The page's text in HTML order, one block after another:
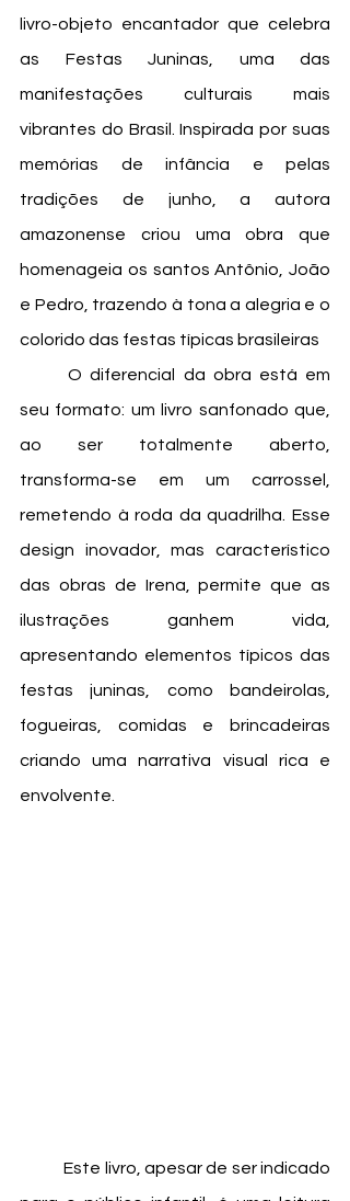
livro-objeto encantador que celebra
as Festas Juninas, uma das
manifestações culturais mais
vibrantes do Brasil. Inspirada por suas
memórias de infância e pelas
tradições de junho, a autora
amazonense criou uma obra que
homenageia os santos Antônio, João
e Pedro, trazendo à tona a alegria e o
colorido das festas típicas brasileiras
	O diferencial da obra está em
seu formato: um livro sanfonado que,
ao ser totalmente aberto,
transforma-se em um carrossel,
remetendo à roda da quadrilha. Esse
design inovador, mas característico
das obras de Irena, permite que as
ilustrações ganhem vida,
apresentando elementos típicos das
festas juninas, como bandeirolas,
fogueiras, comidas e brincadeiras
criando uma narrativa visual rica e
envolvente.
	Este livro, apesar de ser indicado